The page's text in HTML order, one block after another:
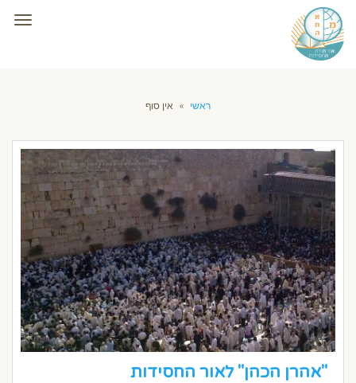
ראשי » אין סוף
"אהרן הכהן" לאור החסידות